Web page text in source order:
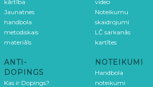
kārtība
Jaunatnes
handbola
metodiskais
materiāls
ANTI-
DOPINGS
Kas ir Dopings?
video
Noteikumu
skaidrojumi
LČ sarkanās
kartītes
NOTEIKUMI
Handbola
noteikumi